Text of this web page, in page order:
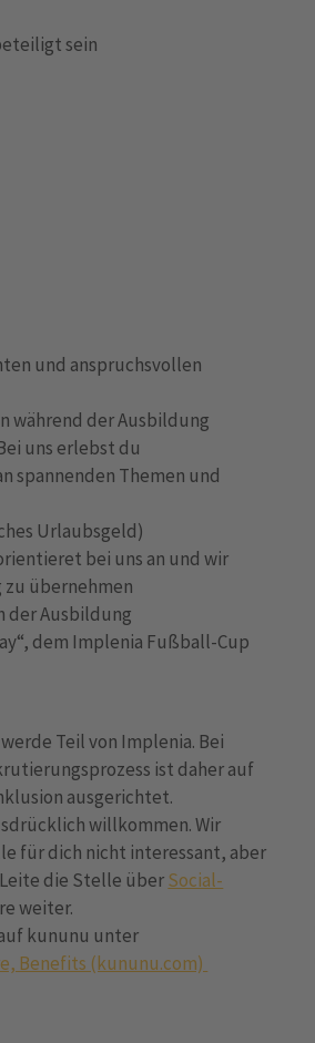
sein
und anspruchsvollen
während der Ausbildung
uns erlebst du
spannenden Themen und
Urlaubsgeld)
bei uns an und wir
übernehmen
der Ausbildung
dem Implenia Fußball-Cup
werde Teil von Implenia. Bei
ist daher auf
ausgerichtet.
willkommen. Wir
für dich nicht interessant, aber
die Stelle überSocial-
weiter.
kununu unter
Benefits (kununu.com)